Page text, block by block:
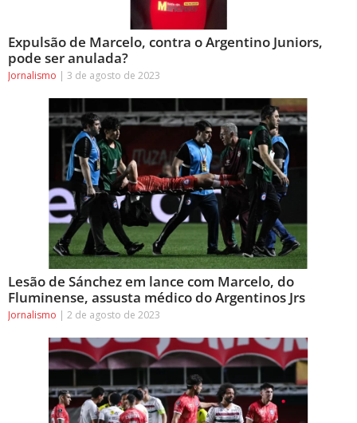
Expulsão de Marcelo, contra o Argentino Juniors,
pode ser anulada?
Jornalismo 3 de agosto de 2023
Lesão de Sánchez em lance com Marcelo, do
Fluminense, assusta médico do Argentinos Jrs
Jornalismo 2 de agosto de 2023